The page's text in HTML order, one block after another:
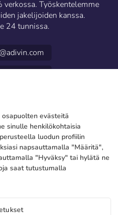
Työskentelemme
jakelijoiden kanssa.
24 tunnissa.
evästeitä
sinulle henkilökohtaisia
luodun profiilin
napsauttamalla "Määritä",
"Hyväksy" tai hylätä ne
saat tutustumalla